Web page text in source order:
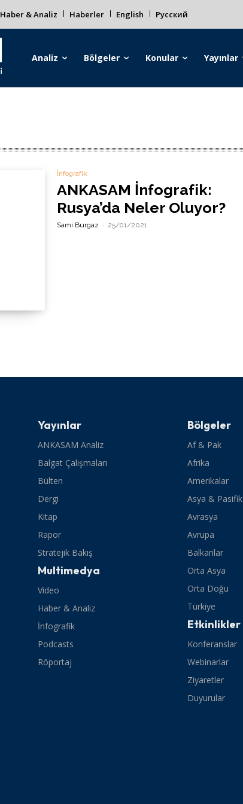
Haber & Analiz Haberler English Русский
Analiz Bölgeler Konular Yayınlar
İnfografik
ANKASAM İnfografik:
Rusya’da Neler Oluyor?
Sami Burgaz - 25/01/2021
Yayınlar
ANKASAM Analiz
Balgat Çalışmaları
Bülten
Dergi
Kitap
Rapor
Stratejik Bakış
Multimedya
Video
Haber & Analiz
İnfografik
Podcasts
Röportaj
Bölgeler
Af & Pak
Afrika
Amerikalar
Asya & Pasifik
Avrasya
Avrupa
Balkanlar
Orta Asya
Orta Doğu
Türkiye
Etkinlikler
Konferanslar
Webinarlar
Ziyaretler
Duyurular